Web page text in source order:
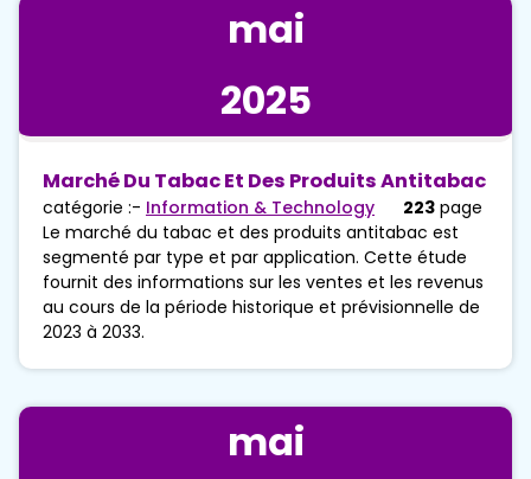
mai
2025
Marché Du Tabac Et Des Produits Antitabac
catégorie :- Information & Technology 223 page
Le marché du tabac et des produits antitabac est
segmenté par type et par application. Cette étude
fournit des informations sur les ventes et les revenus
au cours de la période historique et prévisionnelle de
2023 à 2033.
mai